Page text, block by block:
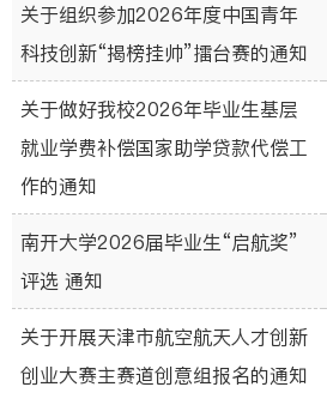
关于组织参加2026年度中国青年
科技创新“揭榜挂帅”擂台赛的通知
关于做好我校2026年毕业生基层
就业学费补偿国家助学贷款代偿工
作的通知
南开大学2026届毕业生“启航奖”
评选 通知
关于开展天津市航空航天人才创新
创业大赛主赛道创意组报名的通知